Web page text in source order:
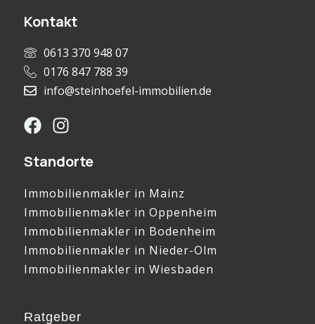
Kontakt
0613 370 948 07
0176 847 788 39
info@steinhoefel-immobilien.de
Standorte
Immobilienmakler in Mainz
Immobilienmakler in Oppenheim
Immobilienmakler in Bodenheim
Immobilienmakler in Nieder-Olm
Immobilienmakler in Wiesbaden
Ratgeber